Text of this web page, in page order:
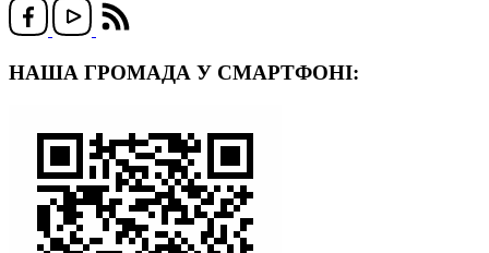
НАША ГРОМАДА У СМАРТФОНІ: